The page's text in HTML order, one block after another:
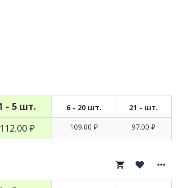
- 5 шт. 6 - 20 шт. 21 - шт.
112.00 ₽ 109.00 ₽ 97.00 ₽